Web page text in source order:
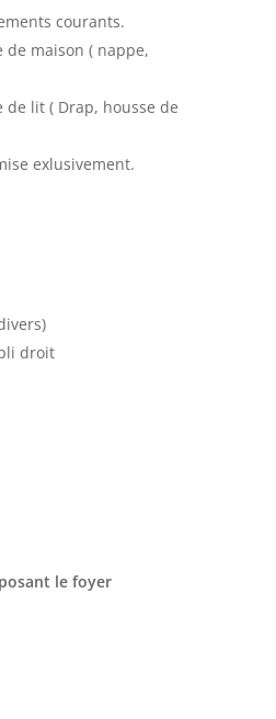
courants.
de maison ( nappe,
de lit ( Drap, housse de
exlusivement.
droit
le foyer